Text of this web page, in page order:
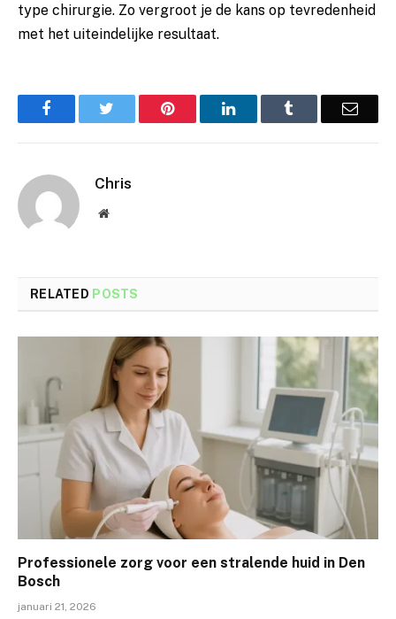
type chirurgie. Zo vergroot je de kans op tevredenheid
met het uiteindelijke resultaat.
Facebook Pinterest LinkedIn Email
Chris
Website
RELATED POSTS
Professionele zorg voor een stralende huid in Den
Bosch
januari 21, 2026